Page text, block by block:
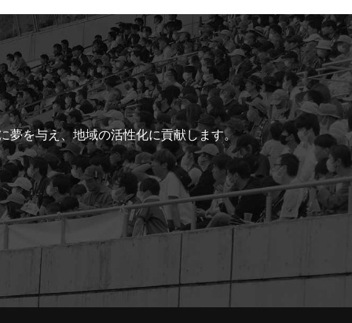
夢を与え、地域の活性化に貢献します。